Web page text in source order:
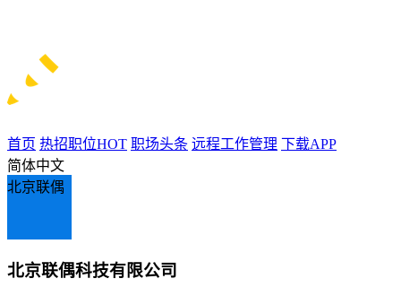
首页 热招职位HOT 职场头条 远程工作管理 下载APP
简体中文
北京联偶
北京联偶科技有限公司